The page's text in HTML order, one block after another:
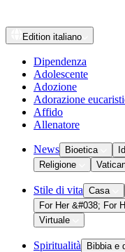
Edition italiano
Dipendenza
Adolescente
Adozione
Adorazione
Affido
Allenatore
News Bioetica
Religione
Stile di vita Casa
For Her &#038; For
Virtuale
Spiritualità Bibbia e